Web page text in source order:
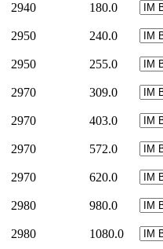
2940 180.0
2950 240.0
2950 255.0
2970 309.0
2970 403.0
2970 572.0
2970 620.0
2980 980.0
2980 1080.0